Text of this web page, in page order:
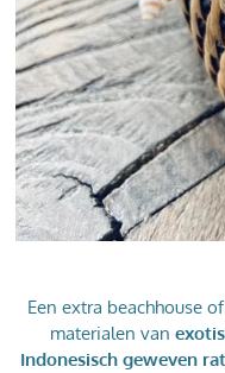
Een extra beachhouse
materialen van
Indonesisch geweven